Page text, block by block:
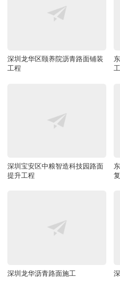
深圳龙华区颐养院沥青路面铺装
工程
工
深圳宝安区中粮智造科技园路面
提升工程
复
深圳龙华沥青路面施工